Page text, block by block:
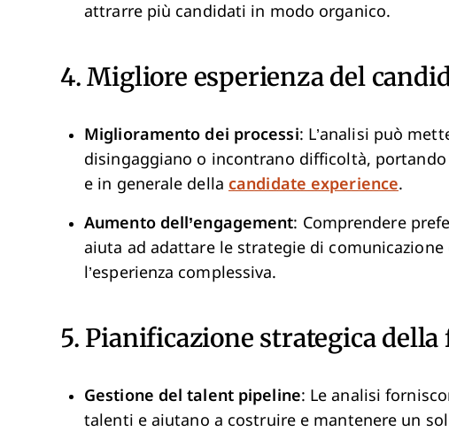
attrarre più candidati in modo organico.
4. Migliore esperienza del
Miglioramento dei processi: L’analisi può
disingaggiano o incontrano difficoltà,
e in generale della candidate experience.
Aumento dell’engagement: Comprendere
aiuta ad adattare le strategie di
l’esperienza complessiva.
5. Pianificazione strategica
Gestione del talent pipeline: Le analisi
talenti e aiutano a costruire e mantenere un